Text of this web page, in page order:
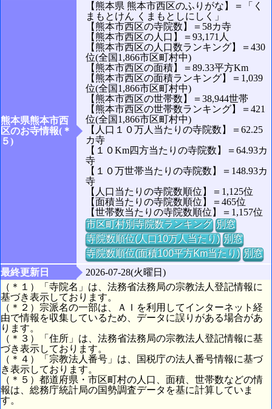
熊本県熊本市西
区のお寺情報(＊
５)
【熊本県 熊本市西区のふりがな】＝「く
まもとけん くまもとしにしく」
【熊本市西区の寺院数】＝58カ寺
【熊本市西区の人口】＝93,171人
【熊本市西区の人口数ランキング】＝430
位(全国1,866市区町村中)
【熊本市西区の面積】＝89.33平方Km
【熊本市西区の面積ランキング】＝1,039
位(全国1,866市区町村中)
【熊本市西区の世帯数】＝38,944世帯
【熊本市西区の世帯数ランキング】＝421
位(全国1,866市区町村中)
【人口１０万人当たりの寺院数】＝62.25
カ寺
【１０Km四方当たりの寺院数】＝64.93カ
寺
【１０万世帯当たりの寺院数】＝148.93カ
寺
【人口当たりの寺院数順位】＝1,125位
【面積当たりの寺院数順位】＝465位
【世帯数当たりの寺院数順位】＝1,157位
市区町村別寺院数ランキング 別窓
寺院数順位(人口10万人当たり) 別窓
寺院数順位(面積100平方Km当たり) 別窓
最終更新日
2026-07-28(火曜日)
（＊１）「寺院名」は、法務省法務局の宗教法人登記情報に
基づき表示しております。
（＊２）宗派名の一部は、ＡＩを利用してインターネット経
由で情報を収集しているため、データに誤りがある場合があ
ります。
（＊３）「住所」は、法務省法務局の宗教法人登記情報に基
づき表示しております。
（＊４）「宗教法人番号」は、国税庁の法人番号情報に基づ
き表示しております。
（＊５）都道府県・市区町村の人口、面積、世帯数などの情
報は、総務庁統計局の国勢調査データを基に計算していま
す。